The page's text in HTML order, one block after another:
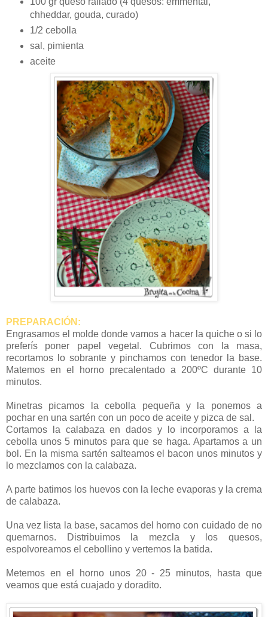
chheddar, gouda, curado)
1/2 cebolla
sal, pimienta
aceite
PREPARACIÓN:
Engrasamos el molde donde vamos a hacer la quiche o si lo
preferís poner papel vegetal. Cubrimos con la masa,
recortamos lo sobrante y pinchamos con tenedor la base.
Matemos en el horno precalentado a 200ºC durante 10
minutos.
Minetras picamos la cebolla pequeña y la ponemos a
pochar en una sartén con un poco de aceite y pizca de sal.
Cortamos la calabaza en dados y lo incorporamos a la
cebolla unos 5 minutos para que se haga. Apartamos a un
bol. En la misma sartén salteamos el bacon unos minutos y
lo mezclamos con la calabaza.
A parte batimos los huevos con la leche evaporas y la crema
de calabaza.
Una vez lista la base, sacamos del horno con cuidado de no
quemarnos. Distribuimos la mezcla y los quesos,
espolvoreamos el cebollino y vertemos la batida.
Metemos en el horno unos 20 - 25 minutos, hasta que
veamos que está cuajado y doradito.